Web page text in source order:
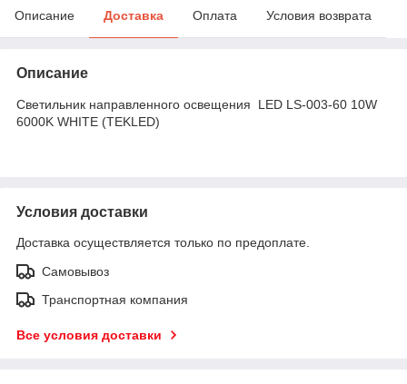
Описание Доставка Оплата Условия возврата
Описание
Светильник направленного освещения LED LS-003-60 10W
6000K WHITE (TEKLED)
Условия доставки
Доставка осуществляется только по предоплате.
Самовывоз
Транспортная компания
Все условия доставки